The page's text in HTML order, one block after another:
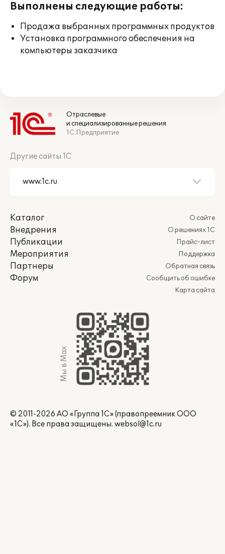
Выполнены следующие работы:
Продажа выбранных программных продуктов
Установка программного обеспечения на
компьютеры заказчика
Отраслевые
и специализированные решения
1С:Предприятие
Другие сайты 1С
Каталог
Внедрения
Публикации
Мероприятия
Партнеры
Форум
О сайте
О решениях 1С
Прайс-лист
Поддержка
Обратная связь
Сообщить об ошибке
Карта сайта
Мы в Max
© 2011-2026 АО «Группа 1С» (правопреемник ООО
«1С»). Все права защищены. websol@1c.ru